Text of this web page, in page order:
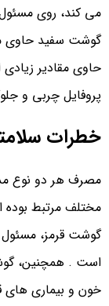
می کند، روی
گوشت سفید حاوی
پروفایل چربی و
خطرات
مصرف هر دو نوع
مختلف مرتبط بوده
گوشت قرمز، مسئول
است . همچنین،
خون و بیماری